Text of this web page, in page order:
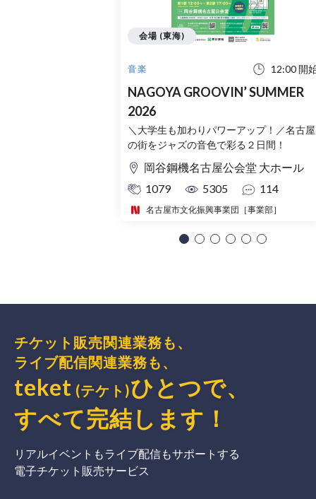
音楽 12:00 開
NAGOYA GROOVIN’ SUMMER
2026
＼大学生も加わりパワーアップ！／名古屋
の街をジャズの音色で彩る２日間！
岡谷鋼機名古屋公会堂 大ホール
1079
5305 114
名古屋市文化振興事業団［事業部］
会場 (東海)
チケット販売関連業務も、
ライブ配信関連業務も、
teket (テケト)ひとつで、
すべて完結 します ！
リアルイベントもライブ配信もサポートする
電子チケット販売サービス